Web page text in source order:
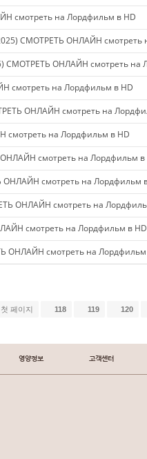
смотреть на Лордфильм в HD
СМОТРЕТЬ ОНЛАЙН смотреть
СМОТРЕТЬ ОНЛАЙН смотреть на
смотреть на Лордфильм в HD
ОНЛАЙН смотреть на
на Лордфильм в HD
смотреть на Лордфильм в
смотреть на Лордфильм
ОНЛАЙН смотреть на
смотреть на Лордфильм в HD
смотреть на Лордфильм
첫 페이지 118 119 120
영양정보 고객센터